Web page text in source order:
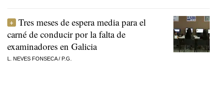
Tres meses de espera media para el
carné de conducir por la falta de
examinadores en Galicia
L. NEVES FONSECA/ P.G.